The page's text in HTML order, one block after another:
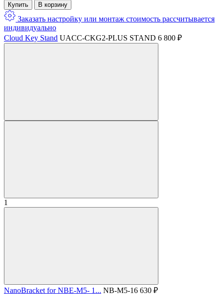
Купить В корзину
Заказать настройку или монтаж стоимость расcчитывается
индивидуально
Cloud Key Stand UACC-CKG2-PLUS STAND 6 800 ₽
1
NanoBracket for NBE-M5- 1... NB-M5-16 630 ₽